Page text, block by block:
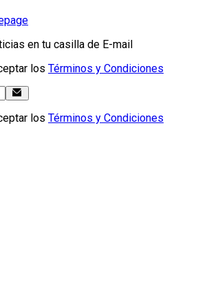
en tu casilla de E-mail
los Términos y Condiciones
los Términos y Condiciones